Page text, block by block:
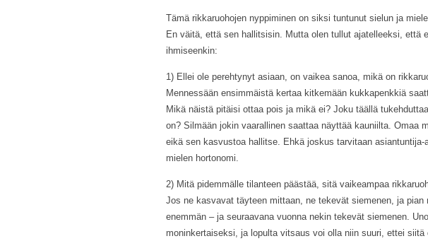
Tämä rikkaruohojen nyppiminen on siksi tuntunut sielun ja
En väitä, että sen hallitsisin. Mutta olen tullut ajatelleeksi, että
ihmiseenkin:
1) Ellei ole perehtynyt asiaan, on vaikea sanoa, mikä on
Mennessään ensimmäistä kertaa kitkemään kukkapenkkiä
Mikä näistä pitäisi ottaa pois ja mikä ei? Joku täällä
on? Silmään jokin vaarallinen saattaa näyttää kauniilta. Omaa
eikä sen kasvustoa hallitse. Ehkä joskus tarvitaan asiantuntija-
mielen hortonomi.
2) Mitä pidemmälle tilanteen päästää, sitä vaikeampaa
Jos ne kasvavat täyteen mittaan, ne tekevät siemenen, ja pian
enemmän – ja seuraavana vuonna nekin tekevät siemenen.
moninkertaiseksi, ja lopulta vitsaus voi olla niin suuri, ettei siitä